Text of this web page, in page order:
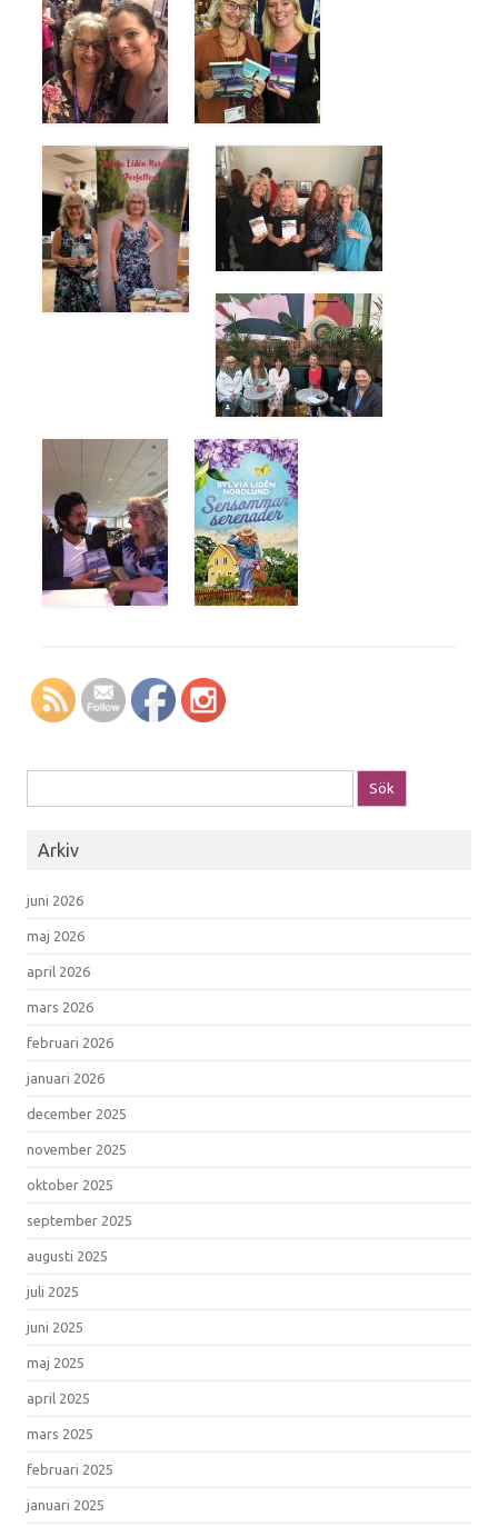
Arkiv
juni 2026
maj 2026
april 2026
mars 2026
februari 2026
januari 2026
december 2025
november 2025
oktober 2025
september 2025
augusti 2025
juli 2025
juni 2025
maj 2025
april 2025
mars 2025
februari 2025
januari 2025